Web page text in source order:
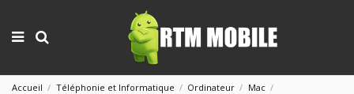
Accueil Téléphonie et Informatique Ordinateur
Mac